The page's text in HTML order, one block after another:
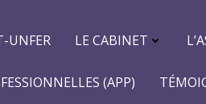
UNFER LE CABINET
(APP)